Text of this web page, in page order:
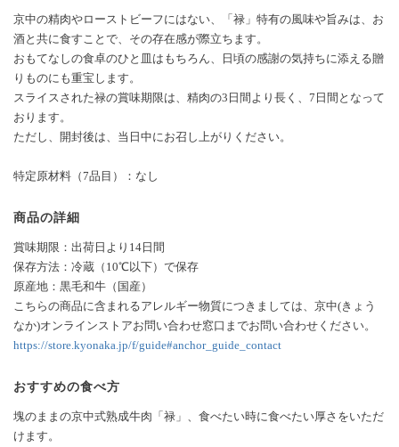
京中の精肉やローストビーフにはない、「禄」特有の風味や旨みは、お
酒と共に食すことで、その存在感が際立ちます。
おもてなしの食卓のひと皿はもちろん、日頃の感謝の気持ちに添える贈
りものにも重宝します。
スライスされた禄の賞味期限は、精肉の3日間より長く、7日間となって
おります。
ただし、開封後は、当日中にお召し上がりください。
特定原材料（7品目）：なし
商品の詳細
賞味期限：出荷日より14日間
保存方法：冷蔵（10℃以下）で保存
原産地：黒毛和牛（国産）
こちらの商品に含まれるアレルギー物質につきましては、京中(きょう
なか)オンラインストアお問い合わせ窓口までお問い合わせください。
https://store.kyonaka.jp/f/guide#anchor_guide_contact
おすすめの食べ方
塊のままの京中式熟成牛肉「禄」、食べたい時に食べたい厚さをいただ
けます。